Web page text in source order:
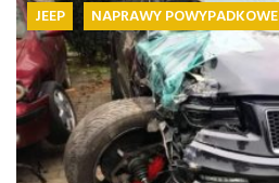
JEEP NAPRAWY POWYPADKOWE